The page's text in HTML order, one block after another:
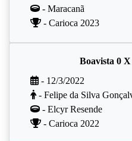
- Maracanã
- Carioca 2023
Boavista 0
- 12/3/2022
- Felipe da Silva
- Elcyr Resende
- Carioca 2022